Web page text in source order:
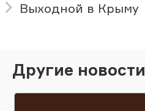
Выходной в Крыму
Другие новости